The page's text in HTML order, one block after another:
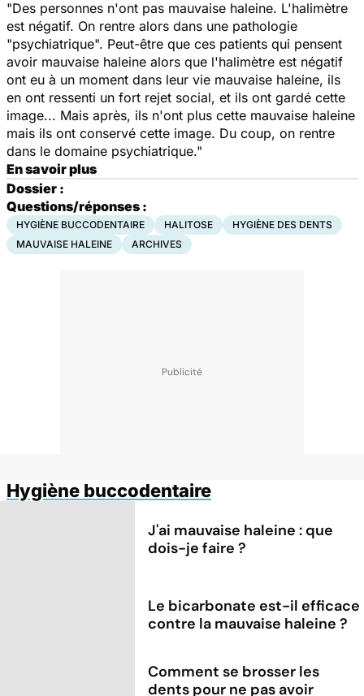
"Des personnes n'ont pas mauvaise haleine. L'halimètre
est négatif. On rentre alors dans une pathologie
"psychiatrique". Peut-être que ces patients qui pensent
avoir mauvaise haleine alors que l'halimètre est négatif
ont eu à un moment dans leur vie mauvaise haleine, ils
en ont ressenti un fort rejet social, et ils ont gardé cette
image... Mais après, ils n'ont plus cette mauvaise haleine
mais ils ont conservé cette image. Du coup, on rentre
dans le domaine psychiatrique."
En savoir plus
Dossier :
Questions/réponses :
HYGIÈNE BUCCODENTAIRE HALITOSE
HYGIÈNE DES DENTS
MAUVAISE HALEINE
ARCHIVES
Hygiène buccodentaire
J'ai mauvaise haleine : que
dois-je faire ?
Le bicarbonate est-il efficace
contre la mauvaise haleine ?
Comment se brosser les
dents pour ne pas avoir